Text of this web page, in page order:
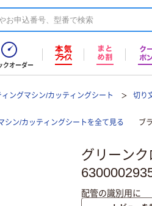
クオーダー
ィングマシン/カッティングシート 切り
シン/カッティングシートを全て見る ブ
グリーン
6300002935
配管の識別用に